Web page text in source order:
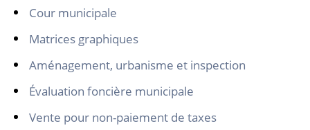
Cour municipale
Matrices graphiques
Aménagement, urbanisme et inspection
Évaluation foncière municipale
Vente pour non-paiement de taxes